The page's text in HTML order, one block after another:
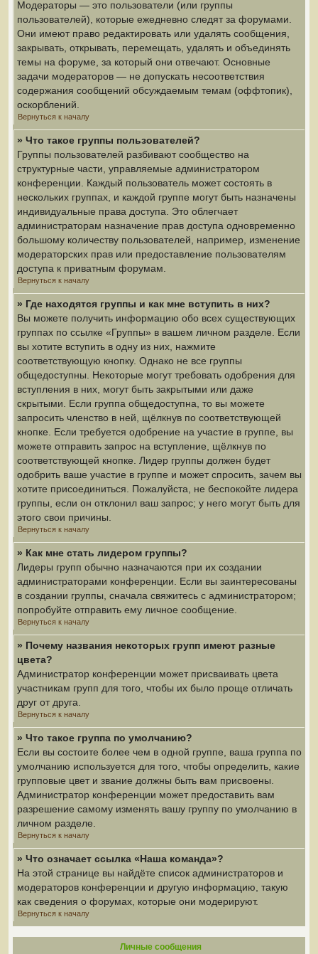
Модераторы — это пользователи (или группы
пользователей), которые ежедневно следят за форумами.
Они имеют право редактировать или удалять сообщения,
закрывать, открывать, перемещать, удалять и объединять
темы на форуме, за который они отвечают. Основные
задачи модераторов — не допускать несоответствия
содержания сообщений обсуждаемым темам (оффтопик),
оскорблений.
Вернуться к началу
» Что такое группы пользователей?
Группы пользователей разбивают сообщество на
структурные части, управляемые администратором
конференции. Каждый пользователь может состоять в
нескольких группах, и каждой группе могут быть назначены
индивидуальные права доступа. Это облегчает
администраторам назначение прав доступа одновременно
большому количеству пользователей, например, изменение
модераторских прав или предоставление пользователям
доступа к приватным форумам.
Вернуться к началу
» Где находятся группы и как мне вступить в них?
Вы можете получить информацию обо всех существующих
группах по ссылке «Группы» в вашем личном разделе. Если
вы хотите вступить в одну из них, нажмите
соответствующую кнопку. Однако не все группы
общедоступны. Некоторые могут требовать одобрения для
вступления в них, могут быть закрытыми или даже
скрытыми. Если группа общедоступна, то вы можете
запросить членство в ней, щёлкнув по соответствующей
кнопке. Если требуется одобрение на участие в группе, вы
можете отправить запрос на вступление, щёлкнув по
соответствующей кнопке. Лидер группы должен будет
одобрить ваше участие в группе и может спросить, зачем вы
хотите присоединиться. Пожалуйста, не беспокойте лидера
группы, если он отклонил ваш запрос; у него могут быть для
этого свои причины.
Вернуться к началу
» Как мне стать лидером группы?
Лидеры групп обычно назначаются при их создании
администраторами конференции. Если вы заинтересованы
в создании группы, сначала свяжитесь с администратором;
попробуйте отправить ему личное сообщение.
Вернуться к началу
» Почему названия некоторых групп имеют разные
цвета?
Администратор конференции может присваивать цвета
участникам групп для того, чтобы их было проще отличать
друг от друга.
Вернуться к началу
» Что такое группа по умолчанию?
Если вы состоите более чем в одной группе, ваша группа по
умолчанию используется для того, чтобы определить, какие
групповые цвет и звание должны быть вам присвоены.
Администратор конференции может предоставить вам
разрешение самому изменять вашу группу по умолчанию в
личном разделе.
Вернуться к началу
» Что означает ссылка «Наша команда»?
На этой странице вы найдёте список администраторов и
модераторов конференции и другую информацию, такую
как сведения о форумах, которые они модерируют.
Вернуться к началу
Личные сообщения